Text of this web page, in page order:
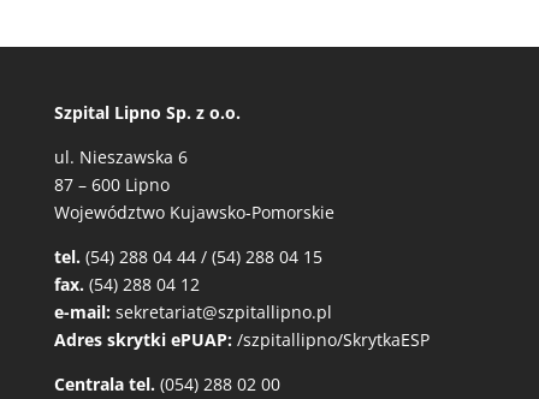
Szpital Lipno Sp. z o.o.
ul. Nieszawska 6
87 – 600 Lipno
Województwo Kujawsko-Pomorskie
tel. (54) 288 04 44 / (54) 288 04 15
fax. (54) 288 04 12
e-mail: sekretariat@szpitallipno.pl
Adres skrytki ePUAP: /szpitallipno/SkrytkaESP
Centrala tel. (054) 288 02 00